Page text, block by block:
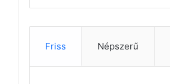
Friss Népszerű